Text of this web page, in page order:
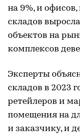
на 9%, и
складов
объектов на
комплексов
Эксперты
складов в 2023
ретейлеров и
помещения на
и заказчику, и